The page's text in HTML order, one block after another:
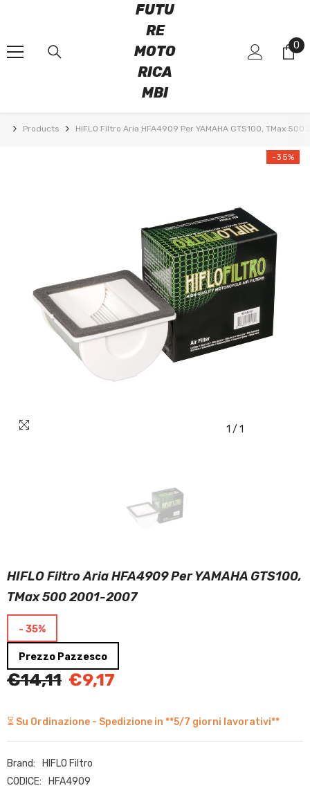
FUTU
RE
MOTO
RICA
MBI
0
0
Products HIFLO Filtro Aria HFA4909 Per YAMAHA GTS100, TMax 500
-35%
1 / 1
HIFLO Filtro Aria HFA4909 Per YAMAHA GTS100,
TMax 500 2001-2007
- 35%
Prezzo Pazzesco
€14,11 €9,17
⏳ Su Ordinazione - Spedizione in **5/7 giorni lavorativi**
Brand:
HIFLO Filtro
CODICE:
HFA4909